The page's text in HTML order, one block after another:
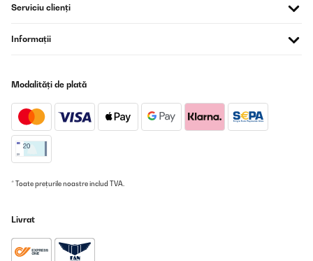
Serviciu clienți
Informații
Modalități de plată
* Toate prețurile noastre includ TVA.
Livrat